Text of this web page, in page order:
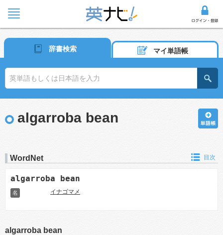
辞書検索 マイ単語帳
algarroba bean
WordNet 目次
algarroba bean
名 イナゴマメ
algarroba bean